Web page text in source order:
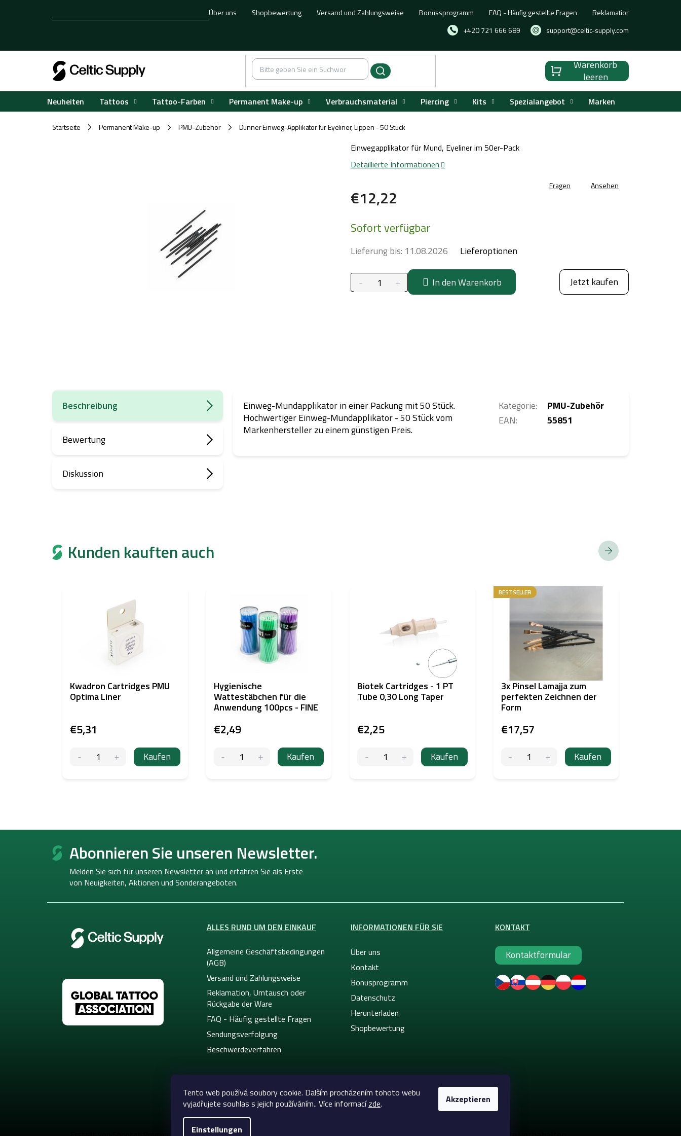
Tento web používá soubory cookie. Dalším procházením tohoto webu
vyjadřujete souhlas s jejich používáním.. Více informacízde.
Einstellungen
Akzeptieren
+420 721 666 689 support@celtic-supply.com
Über uns Shopbewertung Versand und Zahlungsweise Bonussprogramm FAQ - Häufig gestellte Fragen Reklamation, Umtausch
Warenkorb
Warenkorb
leeren
Neuheiten Tattoos Tattoo-Farben Permanent Make-up Verbrauchsmaterial Piercing Kits Spezialangebot Marken
Startseite / Permanent Make-up / PMU-Zubehör / Dünner Einweg-Applikator für Eyeliner, Lippen - 50 Stück
€12,22
Sofort verfügbar
Lieferung bis: 11.08.2026 Lieferoptionen
In den Warenkorb Jetzt kaufen
Einwegapplikator für Mund, Eyeliner im 50er-Pack
Detaillierte Informationen
Fragen Ansehen
Beschreibung
Bewertung
Diskussion
Einweg-Mundapplikator in einer Packung mit 50 Stück.
Hochwertiger Einweg-Mundapplikator - 50 Stück vom
Markenhersteller zu einem günstigen Preis.
Kategorie:
PMU-Zubehör
EAN: 55851
Kunden kauften auch
Kwadron Cartridges PMU
Optima Liner
€5,31
Kaufen
Hygienische
Wattestäbchen für die
Anwendung 100pcs - FINE
€2,49
Kaufen
Biotek Cartridges - 1 PT
Tube 0,30 Long Taper
€2,25
Kaufen
BESTSELLER
3x Pinsel Lamajja zum
perfekten Zeichnen der
Form
€17,57
Kaufen
F
Abonnieren Sie unseren Newsletter.
Melden Sie sich für unseren Newsletter an und erfahren Sie als Erste
von Neuigkeiten, Aktionen und Sonderangeboten.
ALLES RUND UM DEN EINKAUF
Allgemeine Geschäftsbedingungen
(AGB)
Versand und Zahlungsweise
Reklamation, Umtausch oder
Rückgabe der Ware
FAQ - Häufig gestellte Fragen
Sendungsverfolgung
Beschwerdeverfahren
INFORMATIONEN FÜR SIE
Über uns
Kontakt
Bonusprogramm
Datenschutz
Herunterladen
Shopbewertung
KONTAKT
Kontaktformular